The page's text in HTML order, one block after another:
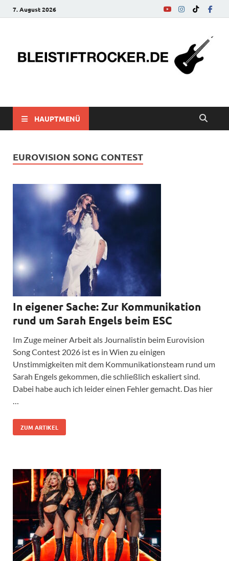
7. August 2026
bleistiftrocker.de
HAUPTMENÜ
EUROVISION SONG CONTEST
In eigener Sache: Zur Kommunikation
rund um Sarah Engels beim ESC
Im Zuge meiner Arbeit als Journalistin beim Eurovision
Song Contest 2026 ist es in Wien zu einigen
Unstimmigkeiten mit dem Kommunikationsteam rund um
Sarah Engels gekommen, die schließlich eskaliert sind.
Dabei habe auch ich leider einen Fehler gemacht. Das hier
…
ZUM ARTIKEL